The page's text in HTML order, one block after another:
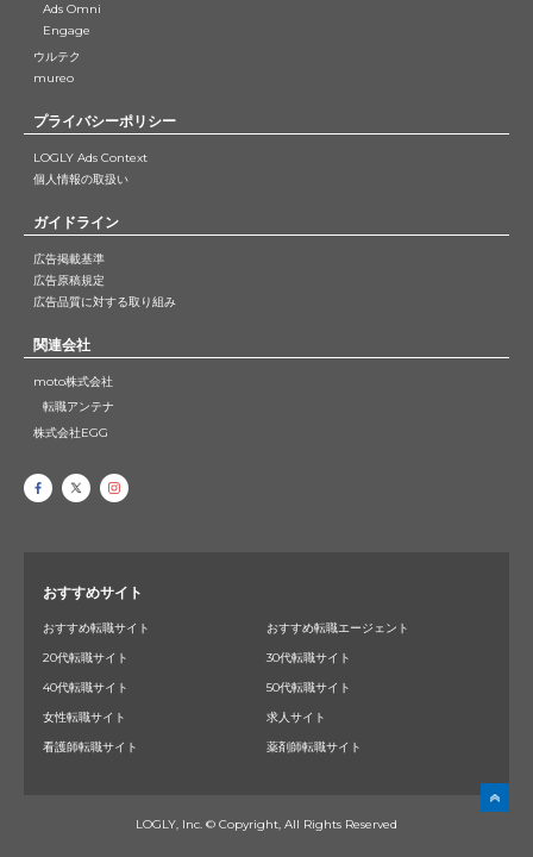
Ads Omni
Engage
ウルテク
mureo
プライバシーポリシー
LOGLY Ads Context
個人情報の取扱い
ガイドライン
広告掲載基準
広告原稿規定
広告品質に対する取り組み
関連会社
moto株式会社
転職アンテナ
株式会社EGG
おすすめサイト
おすすめ転職サイト
おすすめ転職エージェント
20代転職サイト
30代転職サイト
40代転職サイト
50代転職サイト
女性転職サイト
求人サイト
看護師転職サイト
薬剤師転職サイト
LOGLY, Inc. © Copyright, All Rights Reserved